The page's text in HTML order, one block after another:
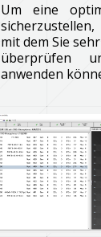
Um eine
mit dem Sie
überprüfen
anwenden